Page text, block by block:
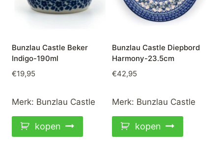
Bunzlau Castle Beker
Indigo-190ml
€19,95
Merk: Bunzlau Castle
kopen
Bunzlau Castle Diepbord
Harmony-23.5cm
€42,95
Merk: Bunzlau Castle
kopen